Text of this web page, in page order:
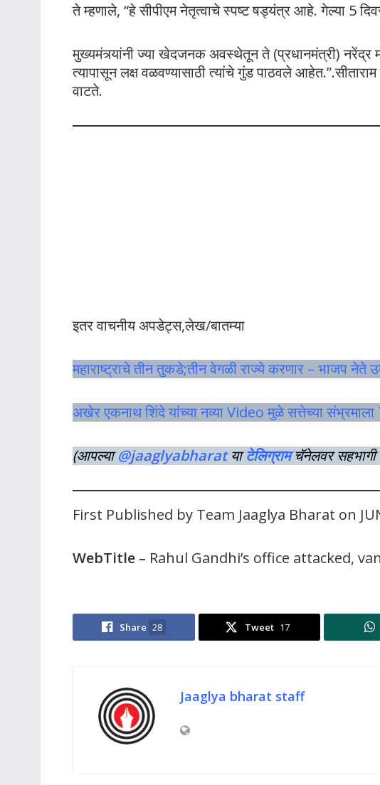
ते म्हणाले, “हे सीपीएम नेतृत्वाचे स्पष्ट षड्यंत्र आहे. गेल्या 5
मुख्यमंत्र्यांनी ज्या खेदजनक अवस्थेतून ते (प्रधानमंत्री)
त्यापासून लक्ष वळवण्यासाठी त्यांचे गुंड पाठवले
वाटते.
इतर वाचनीय अपडेट्स,लेख/बातम्या
महाराष्ट्राचे तीन तुकडे;तीन वेगळी राज्ये करणार – भाजप नेते
अखेर एकनाथ शिंदे यांच्या नव्या Video मुळे सत्तेच्या
(आपल्या@jaaglyabharat याटेलिग्राम चॅनेलवर सहभागी
First Published by Team Jaaglya Bharat on
WebTitle – Rahul Gandhi’s office attacked,
Share 28 Tweet 17
Jaaglya bharat staff